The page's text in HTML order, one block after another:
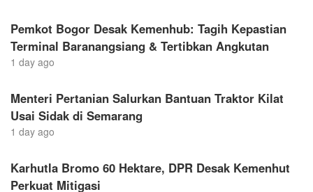
Pemkot Bogor Desak Kemenhub: Tagih Kepastian
Terminal Baranangsiang & Tertibkan Angkutan
1 day ago
Menteri Pertanian Salurkan Bantuan Traktor Kilat
Usai Sidak di Semarang
1 day ago
Karhutla Bromo 60 Hektare, DPR Desak Kemenhut
Perkuat Mitigasi